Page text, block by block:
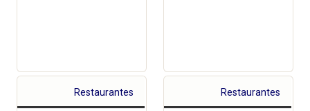
Restaurantes Restaurantes